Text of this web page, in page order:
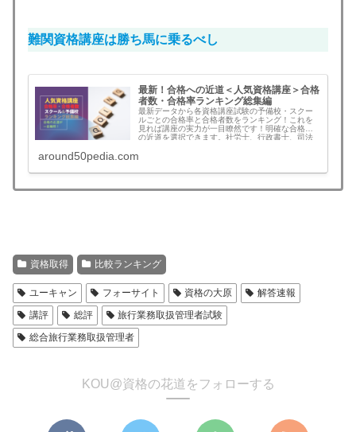
難関資格講座は勝ち馬に乗るべし
最新！合格への近道＜人気資格講座＞合格
者数・合格率ランキング総集編
最新データから各資格講座試験の予備校・スクー
ルごとの合格率と合格者数をランキング！これを
見れば講座の実力が一目瞭然です！明確な合格へ
の近道を選択できます。社労士、行政書士、司法
任者、測量士、測量士補、貸金業務取扱主任者、
ト を網羅した総集編
around50pedia.com
資格取得 比較ランキング
ユーキャン フォーサイト 資格の大原
解答速報
講評
総評
旅行業務取扱管理者試験
総合旅行業務取扱管理者
KOU@資格の花道をフォローする